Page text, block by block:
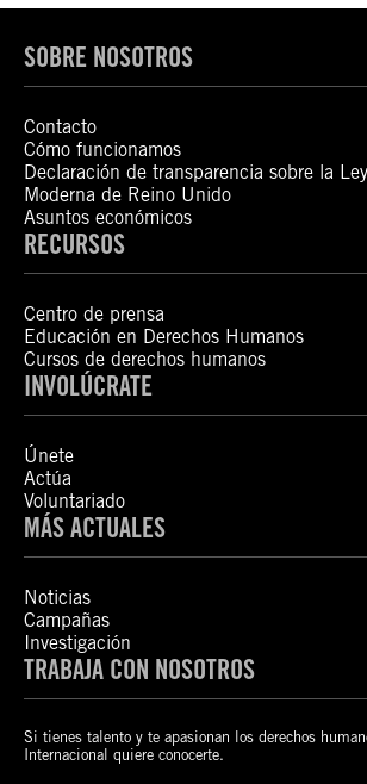
SOBRE NOSOTROS
Contacto
Cómo funcionamos
Declaración de transparencia sobre la
Moderna de Reino Unido
Asuntos económicos
RECURSOS
Centro de prensa
Educación en Derechos Humanos
Cursos de derechos humanos
INVOLÚCRATE
Únete
Actúa
Voluntariado
MÁS ACTUALES
Noticias
Campañas
Investigación
TRABAJA CON NOSOTROS
Si tienes talento y te apasionan los derechos
Internacional quiere conocerte.